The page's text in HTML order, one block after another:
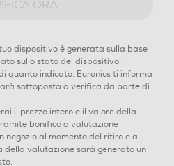
ORA
dispositivo è generata sulla base
sullo stato del dispositivo,
quanto indicato. Euronics ti informa
sottoposta a verifica da parte di
il prezzo intero e il valore della
bonifico a valutazione
al momento del ritiro e a
della valutazione sarà generato un